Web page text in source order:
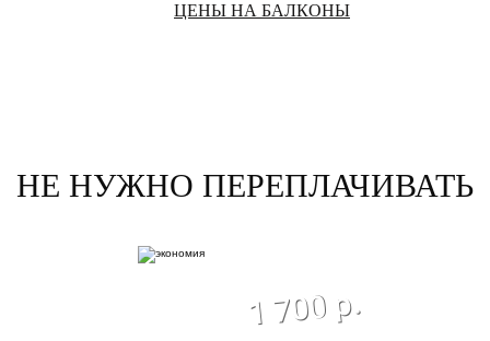
ЦЕНЫ НА БАЛКОНЫ
НЕ НУЖНО ПЕРЕПЛАЧИВАТЬ
1 700 р.